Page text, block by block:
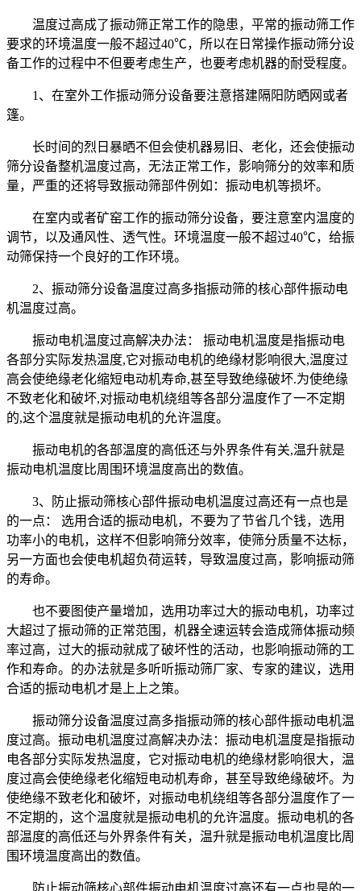
温度过高成了振动筛正常工作的隐患，平常的振动筛工作
要求的环境温度一般不超过40℃，所以在日常操作振动筛分设
备工作的过程中不但要考虑生产，也要考虑机器的耐受程度。
1、在室外工作振动筛分设备要注意搭建隔阳防晒网或者
篷。
长时间的烈日暴晒不但会使机器易旧、老化，还会使振动
筛分设备整机温度过高，无法正常工作，影响筛分的效率和质
量，严重的还将导致振动筛部件例如：振动电机等损坏。
在室内或者矿窑工作的振动筛分设备，要注意室内温度的
调节，以及通风性、透气性。环境温度一般不超过40℃，给振
动筛保持一个良好的工作环境。
2、振动筛分设备温度过高多指振动筛的核心部件振动电
机温度过高。
振动电机温度过高解决办法： 振动电机温度是指振动电
各部分实际发热温度,它对振动电机的绝缘材影响很大,温度过
高会使绝缘老化缩短电动机寿命,甚至导致绝缘破坏.为使绝缘
不致老化和破坏,对振动电机绕组等各部分温度作了一不定期
的,这个温度就是振动电机的允许温度。
振动电机的各部温度的高低还与外界条件有关,温升就是
振动电机温度比周围环境温度高出的数值。
3、防止振动筛核心部件振动电机温度过高还有一点也是
的一点： 选用合适的振动电机，不要为了节省几个钱，选用
功率小的电机，这样不但影响筛分效率，使筛分质量不达标，
另一方面也会使电机超负荷运转，导致温度过高，影响振动筛
的寿命。
也不要图使产量增加，选用功率过大的振动电机，功率过
大超过了振动筛的正常范围，机器全速运转会造成筛体振动频
率过高，过大的振动就成了破坏性的活动，也影响振动筛的工
作和寿命。的办法就是多听听振动筛厂家、专家的建议，选用
合适的振动电机才是上上之策。
振动筛分设备温度过高多指振动筛的核心部件振动电机温
度过高。振动电机温度过高解决办法：振动电机温度是指振动
电各部分实际发热温度，它对振动电机的绝缘材影响很大，温
度过高会使绝缘老化缩短电动机寿命，甚至导致绝缘破坏。为
使绝缘不致老化和破坏，对振动电机绕组等各部分温度作了一
不定期的，这个温度就是振动电机的允许温度。振动电机的各
部温度的高低还与外界条件有关，温升就是振动电机温度比周
围环境温度高出的数值。
防止振动筛核心部件振动电机温度过高还有一点也是的一